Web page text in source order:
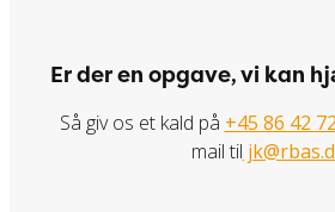
Er der en opgave, vi kan
Så giv os et kald på +45 86 42
mail til